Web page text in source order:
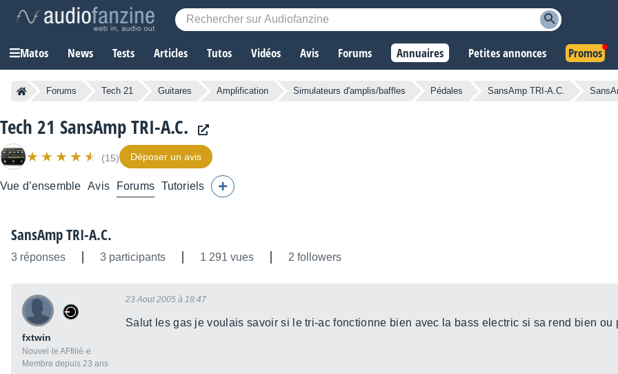
Matos News Tests Articles Tutos Vidéos Avis Forums Annuaires Petites annonces Promos
Forums Tech 21 Guitares Amplification Simulateurs d'amplis/baffles Pédales SansAmp TRI-A.C.
Tech 21 SansAmp TRI-A.C.
(15) Déposer un avis
Vue d’ensemble Avis Forums Tutoriels
SansAmp TRI-A.C.
3 réponses 3 participants 1 291 vues 2 followers
fxtwin
Nouvel·le AFfilié·e
Membre depuis 23 ans
23 Aout 2005 à 18:47
Salut les gas je voulais savoir si le tri-ac fonctionne bien avec la bass electric si sa rend bien ou